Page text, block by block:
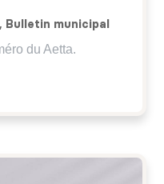
, Bulletin municipal
du Aetta.